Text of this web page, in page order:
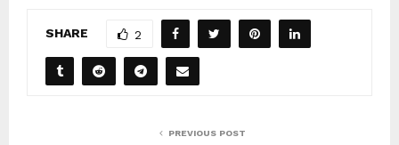
SHARE 2
PREVIOUS POST